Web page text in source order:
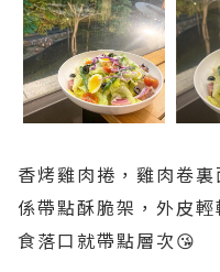
香烤雞肉捲，雞肉卷
係帶點酥脆架，外皮
食落口就帶點層次😘